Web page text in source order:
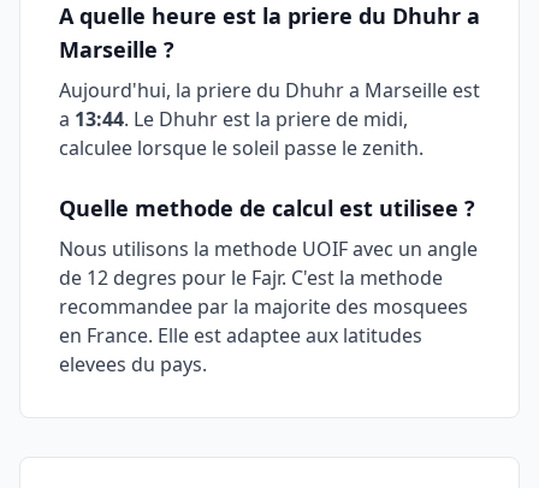
A quelle heure est la priere du Dhuhr a
Marseille ?
Aujourd'hui, la priere du Dhuhr a Marseille est
a 13:44. Le Dhuhr est la priere de midi,
calculee lorsque le soleil passe le zenith.
Quelle methode de calcul est utilisee ?
Nous utilisons la methode UOIF avec un angle
de 12 degres pour le Fajr. C'est la methode
recommandee par la majorite des mosquees
en France. Elle est adaptee aux latitudes
elevees du pays.